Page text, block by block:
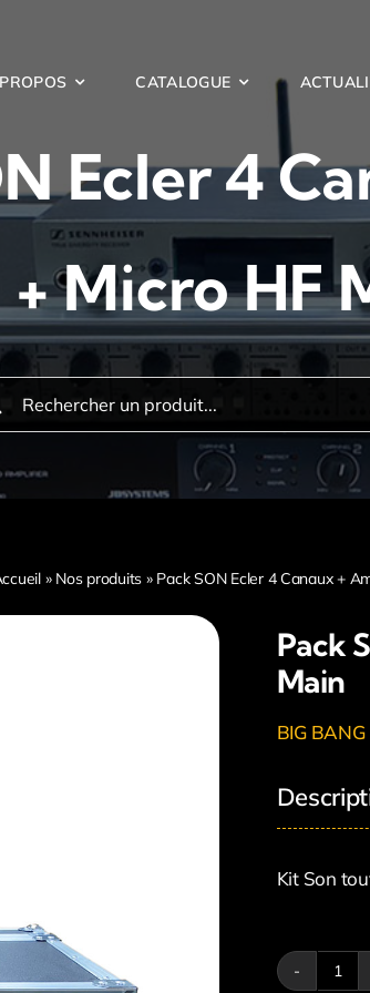
CATALOGUE
Ecler 4
+ Micro HF
» Nos produits » Pack SON Ecler 4 Canaux +
Pack
Main
BIG BANG
Kit Son